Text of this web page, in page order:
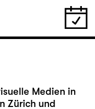
Medien in
Zürich und